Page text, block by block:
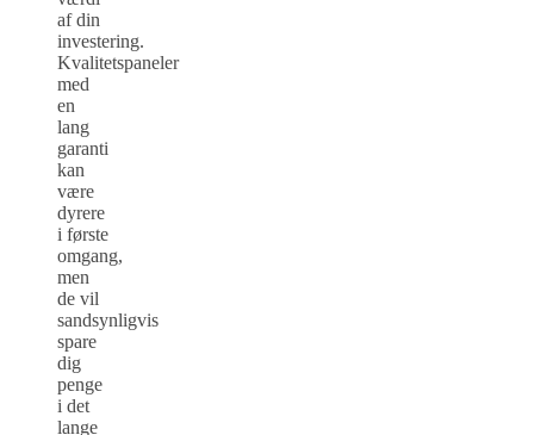
af din
investering.
Kvalitetspaneler
med
en
lang
garanti
kan
være
dyrere
i første
omgang,
men
de vil
sandsynligvis
spare
dig
penge
i det
lange